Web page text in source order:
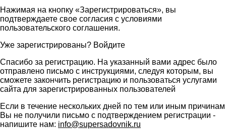
Нажимая на кнопку «Зарегистрироваться», вы
подтверждаете свое согласия с условиями
пользовательского соглашения.
Уже зарегистрированы? Войдите
Спасибо за регистрацию. На указанный вами адрес было
отправлено письмо с инструкциями, следуя которым, вы
сможете закончить регистрацию и пользоваться услугами
сайта для зарегистрированных пользователей
Если в течение нескольких дней по тем или иным причинам
Вы не получили письмо с подтверждением регистрации -
напишите нам: info@supersadovnik.ru